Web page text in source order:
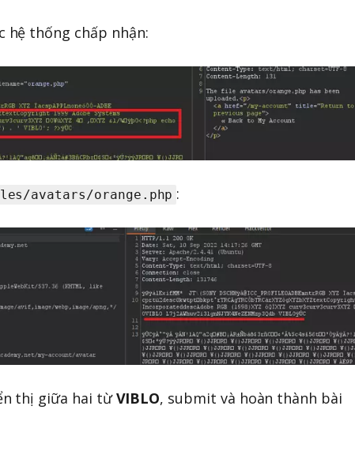
hệ thống chấp nhận:
avatars/orange.php :
thị giữa hai từVIBLO, submit và hoàn thành bài